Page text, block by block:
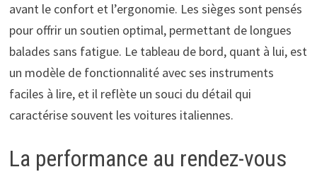
avant le confort et l’ergonomie. Les sièges sont pensés
pour offrir un soutien optimal, permettant de longues
balades sans fatigue. Le tableau de bord, quant à lui, est
un modèle de fonctionnalité avec ses instruments
faciles à lire, et il reflète un souci du détail qui
caractérise souvent les voitures italiennes.
La performance au rendez-vous